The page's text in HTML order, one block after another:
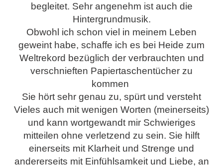
begleitet. Sehr angenehm ist auch die
Hintergrundmusik.
Obwohl ich schon viel in meinem Leben
geweint habe, schaffe ich es bei Heide zum
Weltrekord bezüglich der verbrauchten und
verschnieften Papiertaschentücher zu
kommen
Sie hört sehr genau zu, spürt und versteht
Vieles auch mit wenigen Worten (meinerseits)
und kann wortgewandt mir Schwieriges
mitteilen ohne verletzend zu sein. Sie hilft
einerseits mit Klarheit und Strenge und
andererseits mit Einfühlsamkeit und Liebe, an